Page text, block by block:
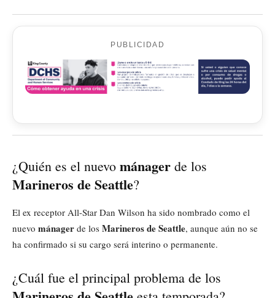
PUBLICIDAD
¿Quién es el nuevo mánager de los
Marineros de Seattle?
El ex receptor All-Star Dan Wilson ha sido nombrado como el
nuevo mánager de los Marineros de Seattle, aunque aún no se
ha confirmado si su cargo será interino o permanente.
¿Cuál fue el principal problema de los